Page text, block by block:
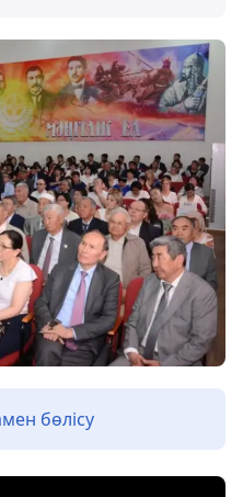
бөлісу